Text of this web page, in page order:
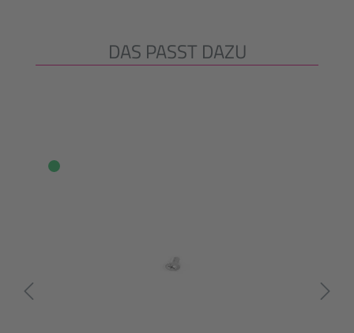
Produktgalerie überspringen
DAS PASST DAZU